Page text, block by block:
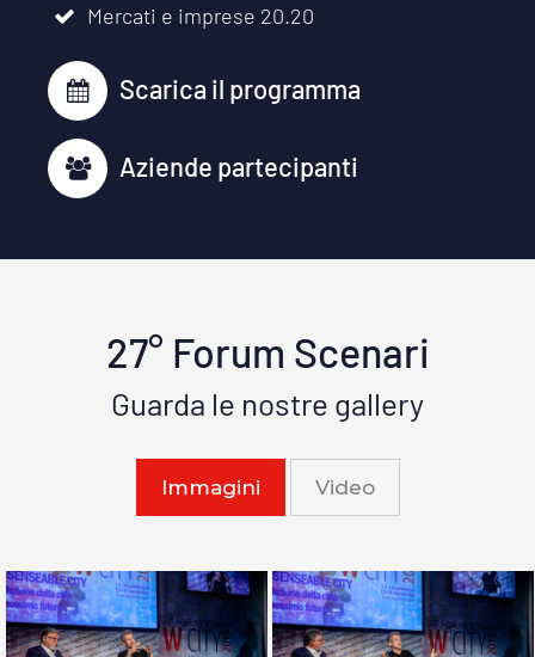
Mercati e imprese 20.20
Scarica il programma
Aziende partecipanti
27° Forum Scenari
Guarda le nostre gallery
Immagini Video